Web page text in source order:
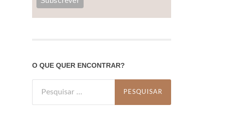
O QUE QUER ENCONTRAR?
por: